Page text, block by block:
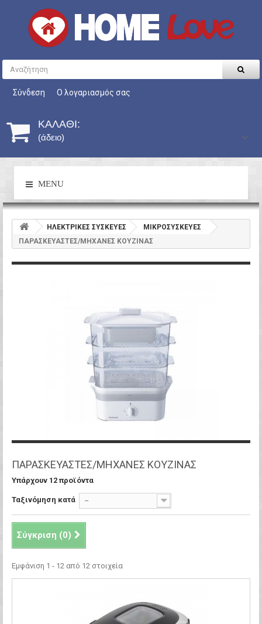
Σύνδεση Ο λογαριασμός σας
ΚΑΛΆΘΙ:
(άδειο)
MENU
HΛΕΚΤΡΙΚΕΣ ΣΥΣΚΕΥΕΣ
ΜΙΚΡΟΣΥΣΚΕΥΕΣ
ΠΑΡΑΣΚΕΥΑΣΤΕΣ/ΜΗΧΑΝΕΣ ΚΟΥΖΙΝΑΣ
ΠΑΡΑΣΚΕΥΑΣΤΕΣ/ΜΗΧΑΝΕΣ ΚΟΥΖΙΝΑΣ
Υπάρχουν 12 προϊόντα
Ταξινόμηση κατά --
Σύγκριση (0)
Εμφάνιση 1 - 12 από 12 στοιχεία